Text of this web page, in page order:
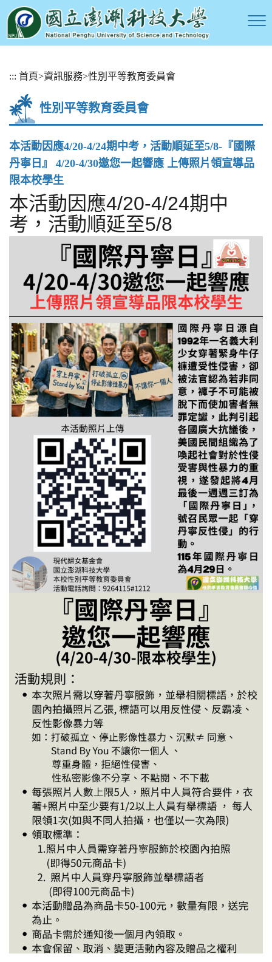
::: 首頁>資訊服務>性別平等教育委員會
性別平等教育委員會
本活動因應4/20-4/24期中考，活動順延至5/8-『國際
丹寧日』 4/20-4/30邀您一起響應 上傳照片領宣導品
限本校學生
本活動因應4/20-4/24期中
考，活動順延至5/8